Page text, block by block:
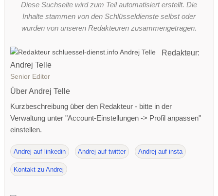
Diese Suchseite wird zum Teil automatisiert erstellt. Die
Inhalte stammen von den Schlüsseldienste selbst oder
wurden von unseren Redakteuren zusammengetragen.
Redakteur:
Andrej Telle
Senior Editor
Über Andrej Telle
Kurzbeschreibung über den Redakteur - bitte in der
Verwaltung unter "Account-Einstellungen -> Profil anpassen"
einstellen.
Andrej auf linkedin Andrej auf twitter Andrej auf insta
Kontakt zu Andrej